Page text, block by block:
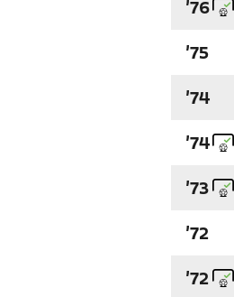
'76
'75
'74
'74
'73
'72
'72